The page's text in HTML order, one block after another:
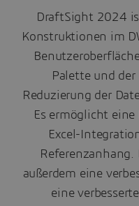
DraftSight 2024
Konstruktionen im
Palette und
Reduzierung der
Es ermöglicht
Excel-
außerdem eine
eine